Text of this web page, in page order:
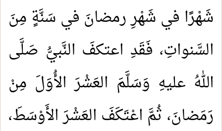
شَهْرًا في شَهْرِ رمضانَ في سَنَّةٍ مِنَ
السَّنواتِ، فَقَدِ اعتكفَ النَّبيُّ صَلَّى
اللهُ عليهِ وَسَلَّمَ العَشْرَ الأُوَلَ مِنْ
رَمَضانَ، ثُمَّ اعْتَكَفَ العَشْرَ الأَوْسَطَ،